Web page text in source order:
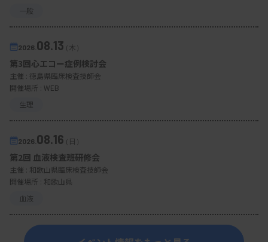
一般
2026. 08.13（木）
第3回心エコー症例検討会
主催 : 徳島県臨床検査技師会
開催場所 : WEB
生理
2026. 08.16（日）
第2回 血液検査班研修会
主催 : 和歌山県臨床検査技師会
開催場所 : 和歌山県
血液